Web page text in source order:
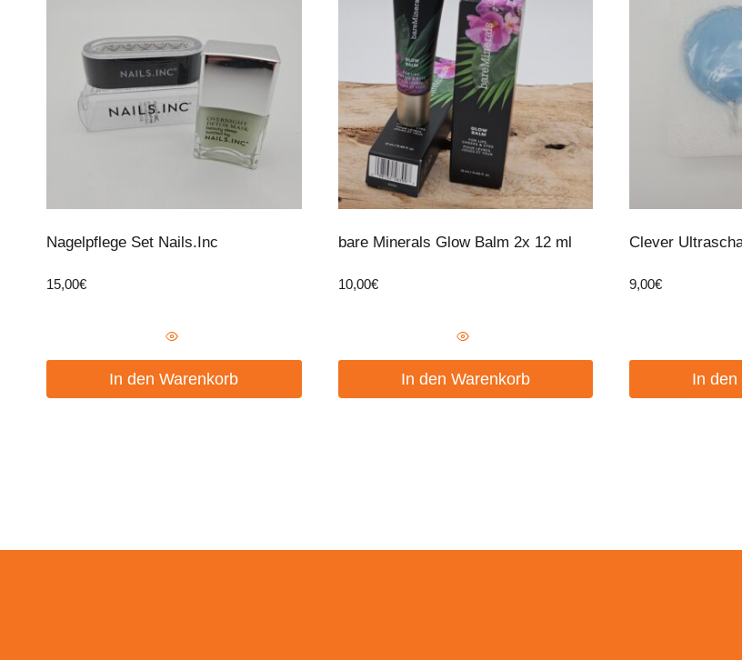
Nagelpflege Set Nails.Inc
15,00€
In den Warenkorb
bare Minerals Glow Balm 2x 12 ml
10,00€
In den Warenkorb
Clever
9,00€
In den